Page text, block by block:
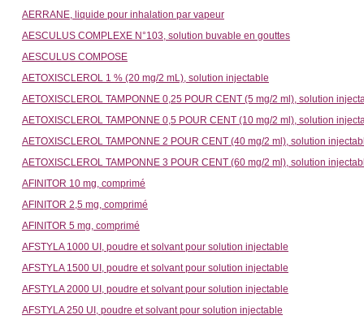
AERRANE, liquide pour inhalation par vapeur
AESCULUS COMPLEXE N°103, solution buvable en gouttes
AESCULUS COMPOSE
AETOXISCLEROL 1 % (20 mg/2 mL), solution injectable
AETOXISCLEROL TAMPONNE 0,25 POUR CENT (5 mg/2 ml), solution
AETOXISCLEROL TAMPONNE 0,5 POUR CENT (10 mg/2 ml), solution
AETOXISCLEROL TAMPONNE 2 POUR CENT (40 mg/2 ml), solution
AETOXISCLEROL TAMPONNE 3 POUR CENT (60 mg/2 ml), solution
AFINITOR 10 mg, comprimé
AFINITOR 2,5 mg, comprimé
AFINITOR 5 mg, comprimé
AFSTYLA 1000 UI, poudre et solvant pour solution injectable
AFSTYLA 1500 UI, poudre et solvant pour solution injectable
AFSTYLA 2000 UI, poudre et solvant pour solution injectable
AFSTYLA 250 UI, poudre et solvant pour solution injectable